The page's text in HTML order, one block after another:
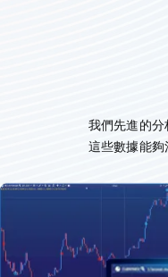
我們先進的
這些數據能